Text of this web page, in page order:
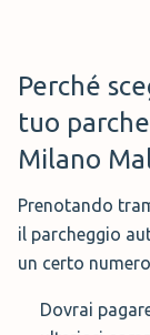
Perché
tuo
Milano
Prenotando
il parcheggio
un certo
Dovrai